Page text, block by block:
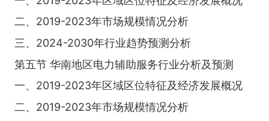
二、2019-2023年市场规模情况分析
三、2024-2030年行业趋势预测分析
第五节 华南地区电力辅助服务行业分析及预测
一、2019-2023年区域区位特征及经济发展概况
二、2019-2023年市场规模情况分析